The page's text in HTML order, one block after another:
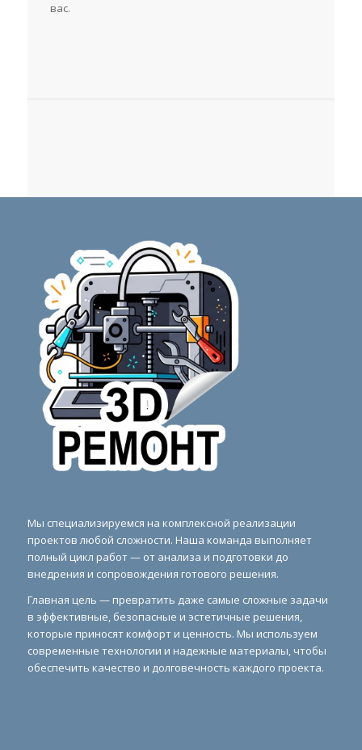
вас.
Мы специализируемся на комплексной реализации
проектов любой сложности. Наша команда выполняет
полный цикл работ — от анализа и подготовки до
внедрения и сопровождения готового решения.
Главная цель — превратить даже самые сложные задачи
в эффективные, безопасные и эстетичные решения,
которые приносят комфорт и ценность. Мы используем
современные технологии и надежные материалы, чтобы
обеспечить качество и долговечность каждого проекта.